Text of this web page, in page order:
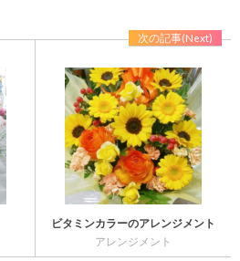
次の記事(Next)
ビタミンカラーのアレンジメント
アレンジメント